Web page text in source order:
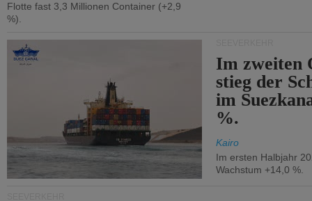
Flotte fast 3,3 Millionen Container (+2,9
%).
Im zweiten
stieg der
im
%.
Kairo
Im ersten Halbjahr
Wachstum +14,0 %.